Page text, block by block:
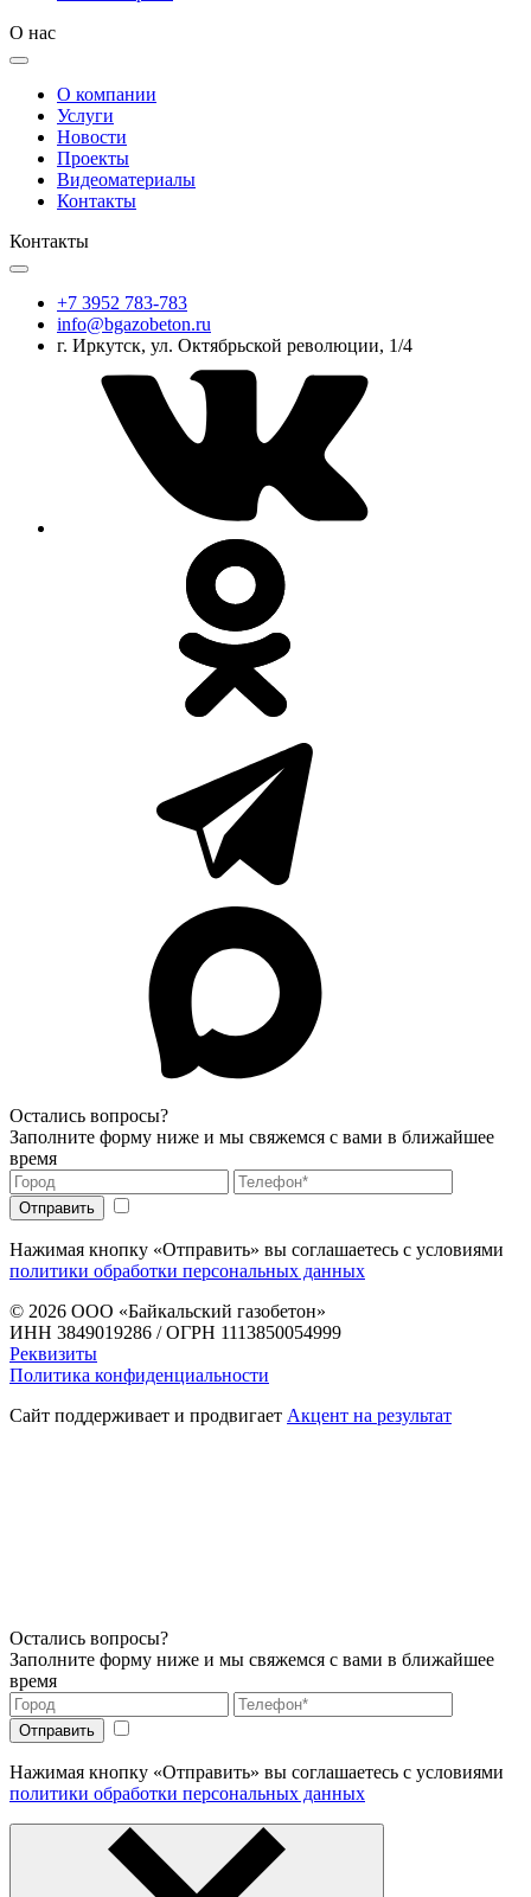
О нас
О компании
Услуги
Новости
Проекты
Видеоматериалы
Контакты
Контакты
+7 3952 783-783
info@bgazobeton.ru
г. Иркутск, ул. Октябрьской революции, 1/4
Остались вопросы?
Заполните форму ниже и мы свяжемся с вами в ближайшее
время
Нажимая кнопку «Отправить» вы соглашаетесь с условиями
политики обработки персональных данных
© 2026 ООО «Байкальский газобетон»
ИНН 3849019286 / ОГРН 1113850054999
Реквизиты
Политика конфиденциальности
Сайт поддерживает и продвигает Акцент на результат
Остались вопросы?
Заполните форму ниже и мы свяжемся с вами в ближайшее
время
Нажимая кнопку «Отправить» вы соглашаетесь с условиями
политики обработки персональных данных